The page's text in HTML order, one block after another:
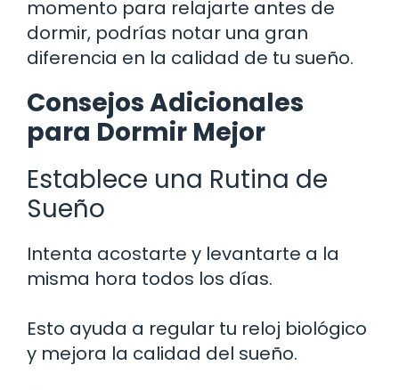
momento para relajarte antes de
dormir, podrías notar una gran
diferencia en la calidad de tu sueño.
Consejos Adicionales
para Dormir Mejor
Establece una Rutina de
Sueño
Intenta acostarte y levantarte a la
misma hora todos los días.
Esto ayuda a regular tu reloj biológico
y mejora la calidad del sueño.